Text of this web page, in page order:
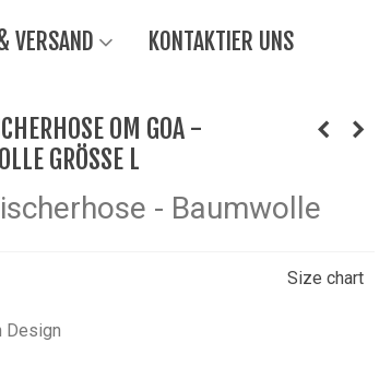
VERSAND
KONTAKTIER UNS
OM GOA -
GRÖSSE L
- Baumwolle
Size chart
Design